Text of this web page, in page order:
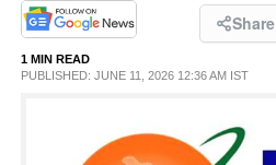
PHOTOS
LIFESTYLE
Share
1 MIN READ
PUBLISHED: JUNE 11, 2026 12:36 AM IST